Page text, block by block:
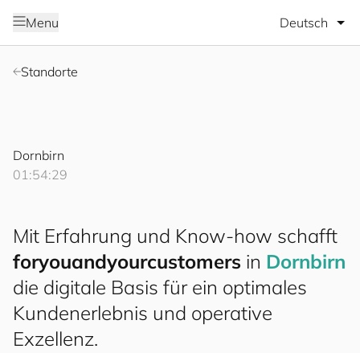
Menu Sprache
Standorte
Dornbirn
01:54:30
Mit Erfahrung und Know-how schafft
foryouandyourcustomers in Dornbirn
die digitale Basis für ein optimales
Kundenerlebnis und operative
Exzellenz.